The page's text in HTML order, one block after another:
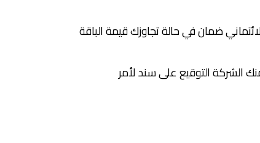
الأساسية. ويعتبر هذا الحد الائتماني ضمان في حالة تجاوزك قيمة الباقة